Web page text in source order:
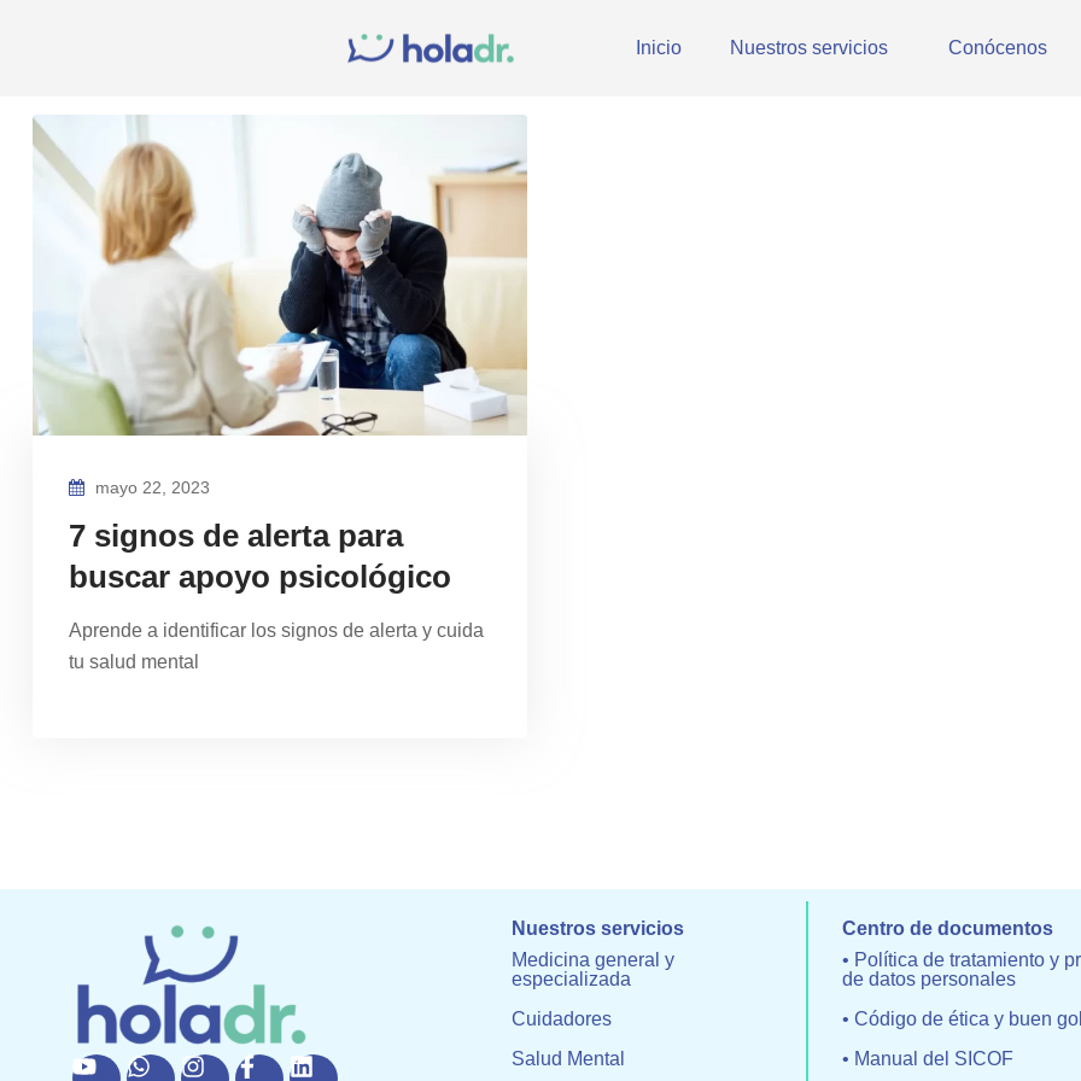
Inicio Nuestros servicios Conócenos
mayo 22, 2023
7 signos de alerta para
buscar apoyo psicológico
Aprende a identificar los signos de alerta y cuida
tu salud mental
Nuestros servicios
Medicina general y
especializada
Cuidadores
Salud Mental
Centro de documentos
• Política de tratamiento y
de datos personales
• Código de ética y buen
• Manual del SICOF